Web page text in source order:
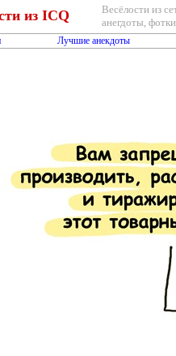
из ICQ
Весёлости из
анегдоты,
Лучшие анекдоты